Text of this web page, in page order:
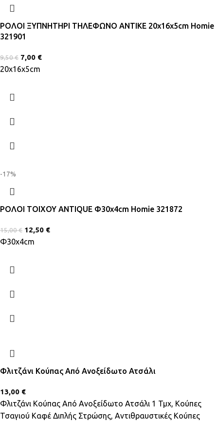
ΡΟΛΟΙ ΞΥΠΝΗΤΗΡΙ ΤΗΛΕΦΩΝΟ ΑΝΤΙΚΕ 20x16x5cm Homie
321901
9,50€ 7,00 €
20x16x5cm
-17%
ΡΟΛΟΙ ΤΟΙΧΟΥ ANTIQUE Φ30x4cm Homie 321872
15,00€ 12,50 €
Φ30x4cm
Φλιτζάνι Κούπας Από Ανοξείδωτο Ατσάλι
13,00 €
Φλιτζάνι Κούπας Από Ανοξείδωτο Ατσάλι 1 Τμχ, Κούπες
Τσαγιού Καφέ Διπλής Στρώσης, Αντιθραυστικές Κούπες